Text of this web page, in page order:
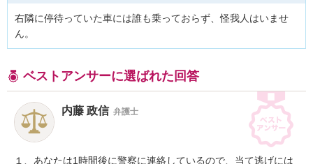
右隣に停待っていた車には誰も乗っておらず、怪我人はいませ
ん。
ベストアンサーに選ばれた回答
内藤 政信 弁護士
１、あなたは1時間後に警察に連絡しているので、当て逃げには